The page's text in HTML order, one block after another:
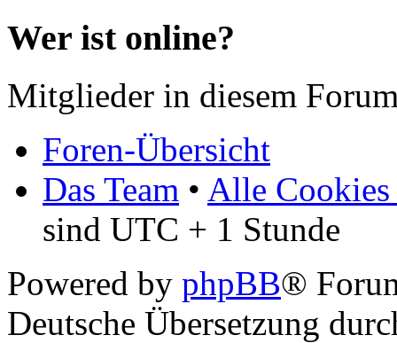
Wer ist online?
Mitglieder in diesem
Foren-Übersicht
Das Team • Alle Cookies
sind UTC + 1 Stunde
Powered by phpBB®
Deutsche Übersetzung